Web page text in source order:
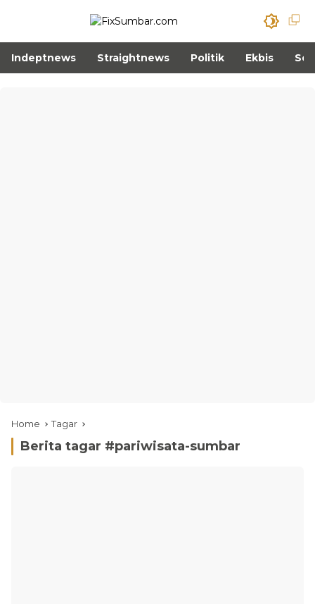
Indeptnews Straightnews Politik Ekbis
Home Tagar
Berita tagar #pariwisata-sumbar